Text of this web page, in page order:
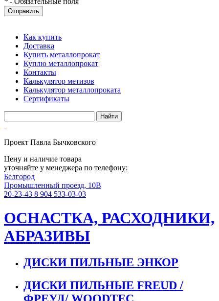
Отправить
Как купить
Доставка
Купить металлопрокат
Куплю металлопрокат
Контакты
Калькулятор метизов
Калькулятор металлопроката
Сертификаты
Проект Павла Бычковского
Цену и наличие товара
уточняйте у менеджера по телефону:
Белгород
Промышленный проезд, 10В
20-23-43 8 904 533-03-03
ОСНАСТКА, РАСХОДНИКИ,
АБРАЗИВЫ
ДИСКИ ПИЛЬНЫЕ ЭНКОР
ДИСКИ ПИЛЬНЫЕ FREUD /
ФРЕУД/ WOODTEC